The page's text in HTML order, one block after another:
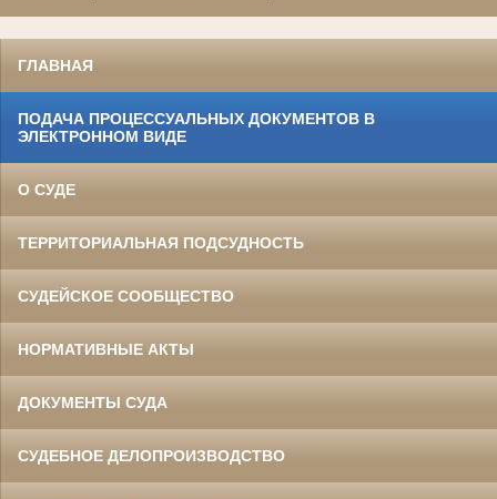
ГЛАВНАЯ
ПОДАЧА ПРОЦЕССУАЛЬНЫХ ДОКУМЕНТОВ В
ЭЛЕКТРОННОМ ВИДЕ
О СУДЕ
ТЕРРИТОРИАЛЬНАЯ ПОДСУДНОСТЬ
СУДЕЙСКОЕ СООБЩЕСТВО
НОРМАТИВНЫЕ АКТЫ
ДОКУМЕНТЫ СУДА
СУДЕБНОЕ ДЕЛОПРОИЗВОДСТВО